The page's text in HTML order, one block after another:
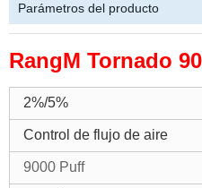
Parámetros del producto
RangM Tornado
2%/5%
Control de flujo de aire
9000 Puff